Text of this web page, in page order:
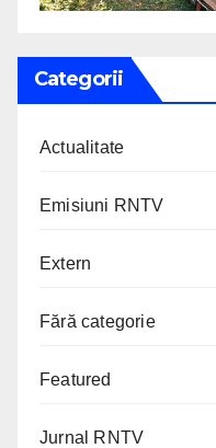
Categorii
Actualitate
Emisiuni RNTV
Extern
Fără categorie
Featured
Jurnal RNTV